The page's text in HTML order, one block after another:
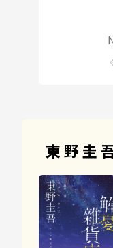
東野圭